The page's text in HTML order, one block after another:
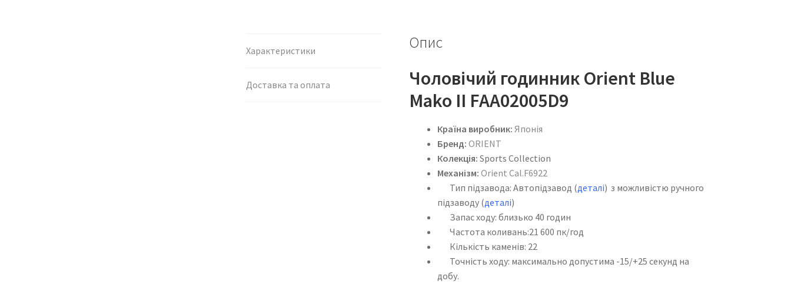
Характеристики
Доставка та оплата
Опис
Чоловічий годинник Orient Blue
Mako II FAA02005D9
Країна виробник: Японія
Бренд: ORIENT
Колекція:Sports Collection
Механізм:Orient Cal.F6922
Тип підзавода: Автопідзавод (деталі) з можливістю ручного
підзаводу (деталі)
Запас ходу: близько 40 годин
Частота коливань:21 600 пк/год
Кількість каменів: 22
Точність ходу: максимально допустима -15/+25 секунд на
добу.